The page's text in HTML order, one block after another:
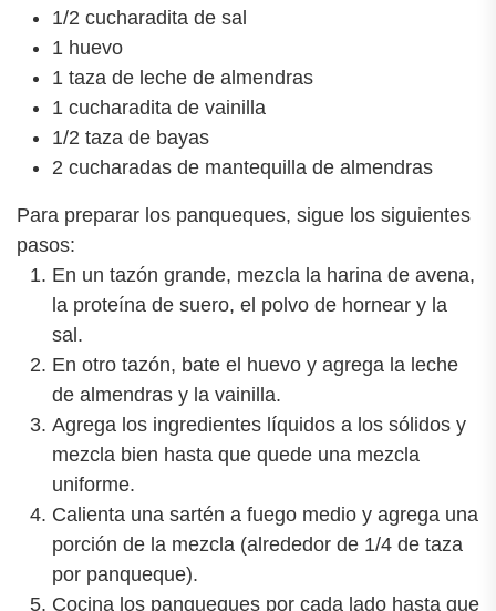
1/2 cucharadita de sal
1 huevo
1 taza de leche de almendras
1 cucharadita de vainilla
1/2 taza de bayas
2 cucharadas de mantequilla de almendras
Para preparar los panqueques, sigue los siguientes
pasos:
En un tazón grande, mezcla la harina de avena,
la proteína de suero, el polvo de hornear y la
sal.
En otro tazón, bate el huevo y agrega la leche
de almendras y la vainilla.
Agrega los ingredientes líquidos a los sólidos y
mezcla bien hasta que quede una mezcla
uniforme.
Calienta una sartén a fuego medio y agrega una
porción de la mezcla (alrededor de 1/4 de taza
por panqueque).
Cocina los panqueques por cada lado hasta que